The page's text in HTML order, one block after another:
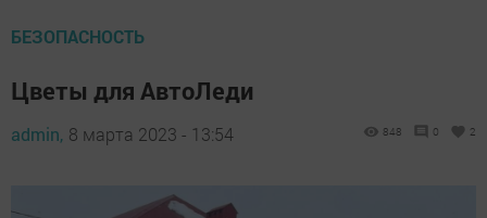
БЕЗОПАСНОСТЬ
Цветы для АвтоЛеди
admin, 8 марта 2023 - 13:54 848 0 2